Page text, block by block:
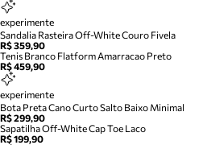
experimente
Sandalia Rasteira Off-White Couro Fivela
R$ 359,90
Tenis Branco Flatform Amarracao Preto
R$ 459,90
experimente
Bota Preta Cano Curto Salto Baixo Minimal
R$ 299,90
Sapatilha Off-White Cap Toe Laco
R$ 199,90